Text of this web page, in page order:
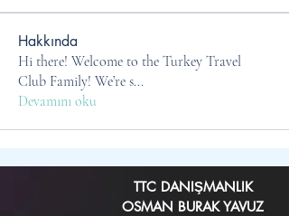
Hakkında
Hi there! Welcome to the Turkey Travel
Club Family! We’re s...
Devamını oku
TTC DANIŞMANLIK
OSMAN BURAK YAVUZ